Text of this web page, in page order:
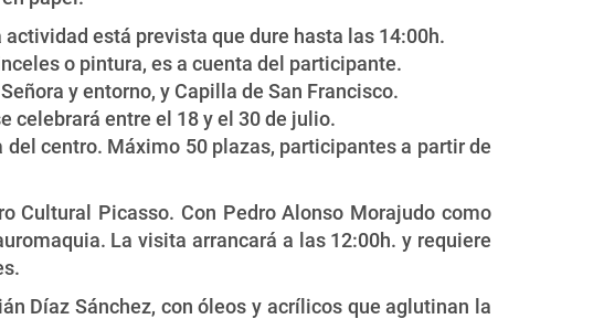
está prevista que dure hasta las 14:00h.
o pintura, es a cuenta del participante.
y entorno, y Capilla de San Francisco.
celebrará entre el 18 y el 30 de julio.
centro. Máximo 50 plazas, participantes a partir de
Cultural Picasso. Con Pedro Alonso Morajudo como
La visita arrancará a las 12:00h. y requiere
Díaz Sánchez, con óleos y acrílicos que aglutinan la